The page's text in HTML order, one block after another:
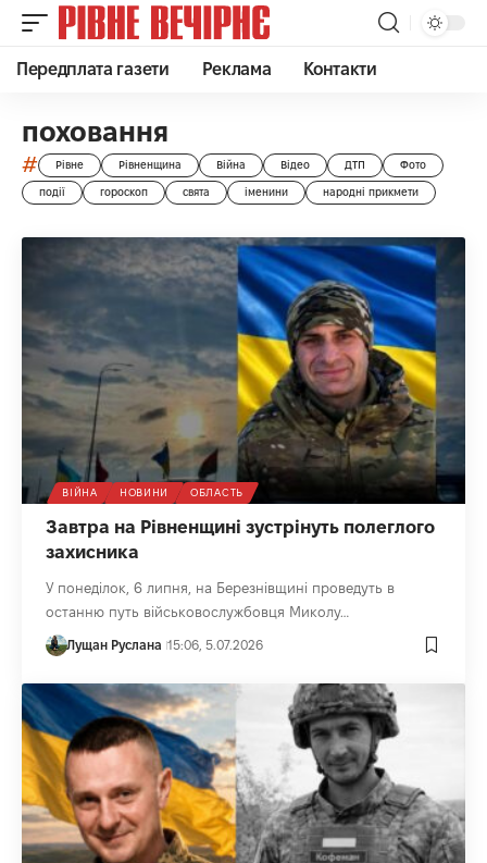
Передплата газети Реклама Контакти
поховання
# Рівне Рівненщина Війна Відео ДТП Фото
події гороскоп свята іменини народні прикмети
ВІЙНА НОВИНИ ОБЛАСТЬ
Завтра на Рівненщині зустрінуть полеглого
захисника
У понеділок, 6 липня, на Березнівщині проведуть в
останню путь військовослужбовця Миколу…
Лущан Руслана 15:06, 5.07.2026